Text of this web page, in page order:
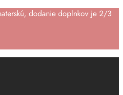
dodanie doplnkov je 2/3